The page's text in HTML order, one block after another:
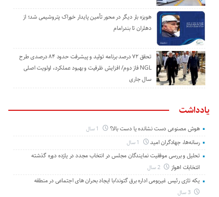
هویزه بار دیگر در محور تأمین پایدار خوراک پتروشیمی شد؛ از
دهلران تا بندرامام
تحقق ۷۲ درصد برنامه تولید و پیشرفت حدود ۸۴ درصدی طرح
NGL فاز دوم/ افزایش ظرفیت و بهبود عملکرد، اولویت اصلی
سال جاری
یادداشت
هوش مصنوعی دست نشانده یا دست بالا؟
رسانه‌ها، جهادگران امید
تحلیل و بررسی موفقیت نمایندگان مجلس در انتخاب مجدد در یازده دوره گذشته
انتخابات اهواز
2 سال
یکه تازی رئیس غیربومی اداره برق گتوند/با ایجاد بحران های اجتماعی در منطقه
3 سال